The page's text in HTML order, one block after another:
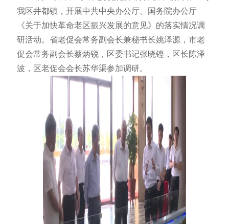
我区井都镇，开展中共中央办公厅、国务院办公厅
《关于加快革命老区振兴发展的意见》的落实情况调
研活动。省老促会常务副会长兼秘书长姚泽源，市老
促会常务副会长蔡炳锐，区委书记张晓铿，区长陈泽
波，区老促会会长苏华渠参加调研。